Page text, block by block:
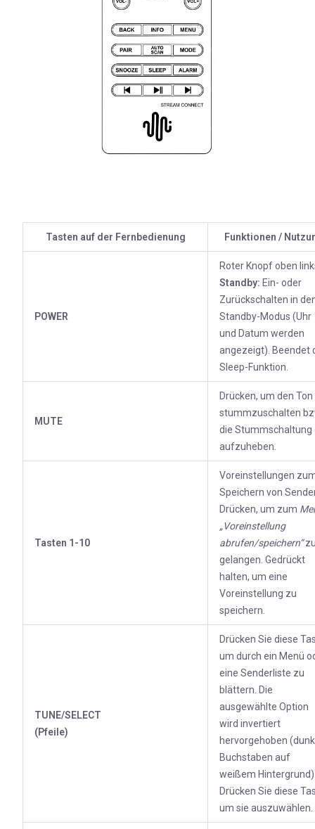
Tasten auf der Fernbedienung Funktionen /
POWER
Roter Knopf oben
Standby: Ein- oder
Zurückschalten in
Standby-Modus (Uhr
und Datum werden
angezeigt). Beendet
Sleep-Funktion.
MUTE
Drücken, um den Ton
stummzuschalten
die Stummschaltung
aufzuheben.
Tasten 1-10
Voreinstellungen
Speichern von
Drücken, um zum
„Voreinstellung
abrufen/speichern“
gelangen. Gedrückt
halten, um eine
Voreinstellung zu
speichern.
TUNE/SELECT
(Pfeile)
Drücken Sie diese
um durch ein Menü
eine Senderliste zu
blättern. Die
ausgewählte Option
wird invertiert
hervorgehoben
Buchstaben auf
weißem
Drücken Sie diese
um sie auszuwählen.